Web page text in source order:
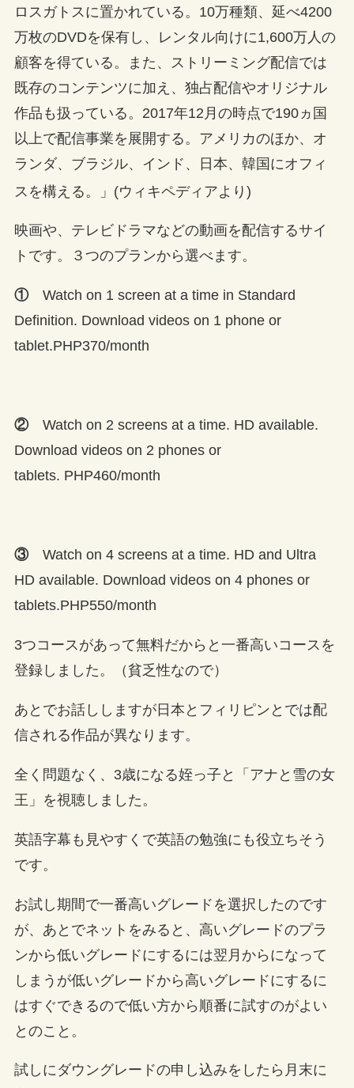
ロスガトスに置かれている。10万種類、延べ4200
万枚のDVDを保有し、レンタル向けに1,600万人の
顧客を得ている。また、ストリーミング配信では
既存のコンテンツに加え、独占配信やオリジナル
作品も扱っている。2017年12月の時点で190ヵ国
以上で配信事業を展開する。アメリカのほか、オ
ランダ、ブラジル、インド、日本、韓国にオフィ
スを構える 。」(ウィキペディアより)
映画や、テレビドラマなどの動画を配信するサイ
トです。３つのプランから選べます。
① Watch on 1 screen at a time in Standard
Definition. Download videos on 1 phone or
tablet.PHP370/month
②
Watch on 2 screens at a time. HD available.
Download videos on 2 phones or
tablets. PHP460/month
③
Watch on 4 screens at a time. HD and Ultra
HD available. Download videos on 4 phones or
tablets.PHP550/month
3つコースがあって無料だからと一番高いコースを
登録しました。（貧乏性なので）
あとでお話ししますが日本とフィリピンとでは配
信される作品が異なります。
全く問題なく、3歳になる姪っ子と「アナと雪の女
王」を視聴しました。
英語字幕も見やすくで英語の勉強にも役立ちそう
です。
お試し期間で一番高いグレードを選択したのです
が、あとでネットをみると、高いグレードのプラ
ンから低いグレードにするには翌月からになって
しまうが低いグレードから高いグレードにするに
はすぐできるので低い方から順番に試すのがよい
とのこと。
試しにダウングレードの申し込みをしたら月末に